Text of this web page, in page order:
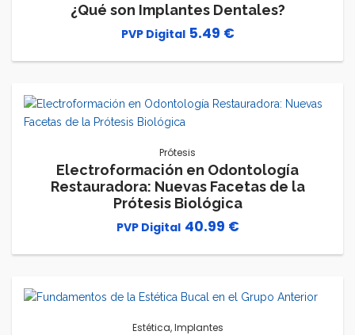
¿Qué son Implantes Dentales?
5.49 €
Prótesis
Electroformación en Odontología
Restauradora: Nuevas Facetas de la
Prótesis Biológica
40.99 €
Estética,Implantes